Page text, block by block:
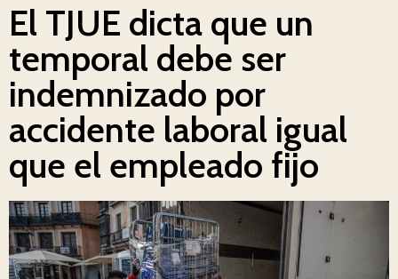
El TJUE dicta que un
temporal debe ser
indemnizado por
accidente laboral igual
que el empleado fijo